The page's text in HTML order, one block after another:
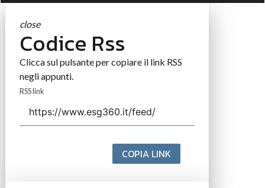
close
Codice Rss
Clicca sul pulsante per copiare il link RSS
negli appunti.
RSS link
COPIA LINK